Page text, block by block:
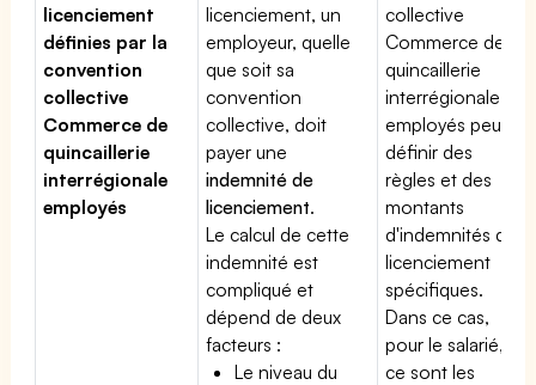
licenciement
définies par la
convention
collective
Commerce de
quincaillerie
interrégionale
employés
licenciement, un
employeur, quelle
que soit sa
convention
collective, doit
payer une
indemnité de
licenciement.
Le calcul de cette
indemnité est
compliqué et
dépend de deux
facteurs :
Le niveau du
collective
Commerce de
quincaillerie
interrégionale
employés peut
définir des
règles et des
montants
d'indemnités de
licenciement
spécifiques.
Dans ce cas,
pour le salarié,
ce sont les